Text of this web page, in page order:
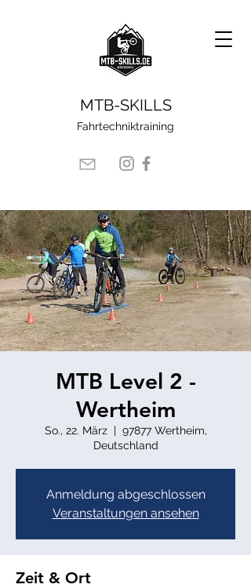
​MTB-SKILLS
Fahrtechniktraining
MTB Level 2 -
Wertheim
So., 22. März
  |
97877 Wertheim,
Deutschland
Anmeldung abgeschlossen
Veranstaltungen ansehen
Zeit & Ort